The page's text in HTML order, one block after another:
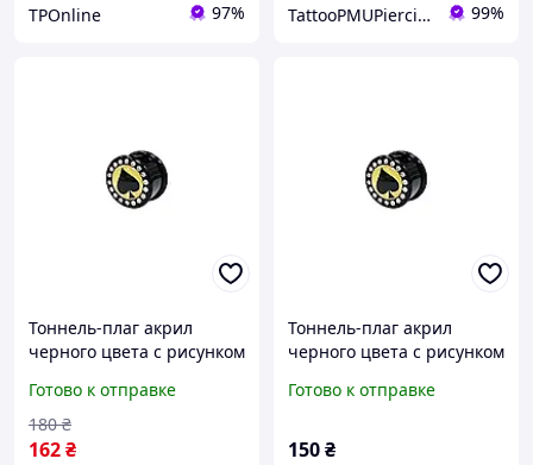
TPOnline 97% TattooPMUPiercing 99%
Тоннель-плаг акрил
черного цвета с рисунком
стразами по контуру 6мм
UFTNJ03
Готово к отправке
162₴
180 ₴
Тоннель-плаг акрил
черного цвета с рисунком
стразами по контуру 8мм
Готово к отправке
150₴